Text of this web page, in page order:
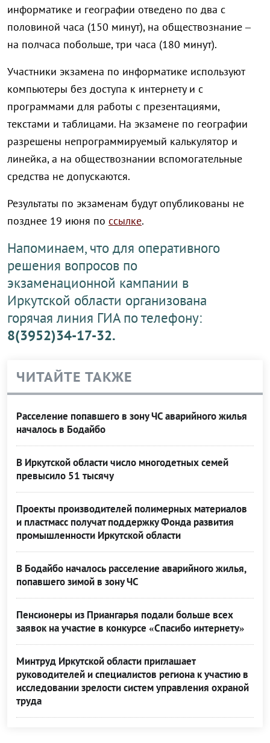
информатике и географии отведено по два с
половиной часа (150 минут), на обществознание –
на полчаса побольше, три часа (180 минут).
Участники экзамена по информатике используют
компьютеры без доступа к интернету и с
программами для работы с презентациями,
текстами и таблицами. На экзамене по географии
разрешены непрограммируемый калькулятор и
линейка, а на обществознании вспомогательные
средства не допускаются.
Результаты по экзаменам будут опубликованы не
позднее 19 июня по ссылке.
Напоминаем, что для оперативного
решения вопросов по
экзаменационной кампании в
Иркутской области организована
горячая линия ГИА по телефону:
8(3952)34-17-32.
ЧИТАЙТЕ ТАКЖЕ
Расселение попавшего в зону ЧС аварийного жилья
началось в Бодайбо
В Иркутской области число многодетных семей
превысило 51 тысячу
Проекты производителей полимерных материалов
и пластмасс получат поддержку Фонда развития
промышленности Иркутской области
В Бодайбо началось расселение аварийного жилья,
попавшего зимой в зону ЧС
Пенсионеры из Приангарья подали больше всех
заявок на участие в конкурсе «Спасибо интернету»
Минтруд Иркутской области приглашает
руководителей и специалистов региона к участию в
исследовании зрелости систем управления охраной
труда